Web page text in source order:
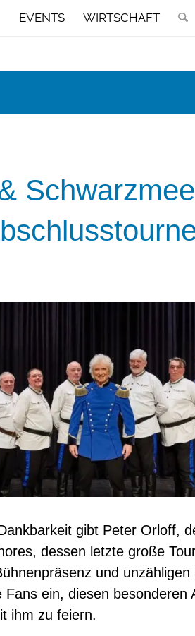
EVENTS WIRTSCHAFT
gibt Peter Orloff,
dessen letzte große
und unzähligen
ein, diesen besonderen
ihm zu feiern.